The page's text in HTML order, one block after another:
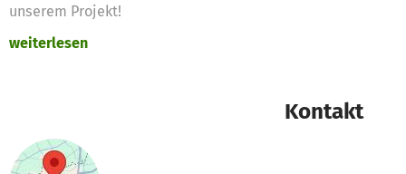
unserem Projekt!
Frauen aus dem Ort Nakalama, die nähen können, aber
sich die Maschinen aus. Sie erhalten anfangs Stoffe, aus
andere Produkte herstellen und diese selbst verkaufen.
für den Kauf weiterer Stoffe… und sie können Geld
weiterlesen
Kontakt